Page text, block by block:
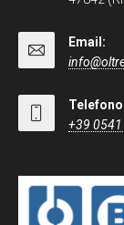
Email:
+39